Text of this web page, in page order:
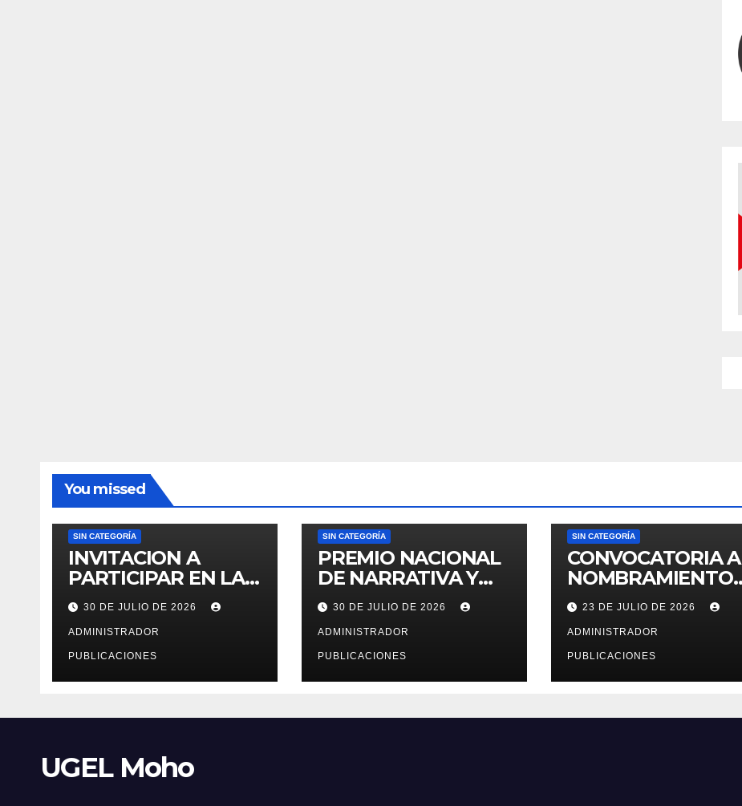
You missed
SIN CATEGORÍA
INVITACION A
PARTICIPAR EN LA
CONTRATACION DE
SERVICIO DE
ESPECIALISTA EN
RECURSOS
HUMANOS PARA LA
ADMINISTRACION
UGEL MOHO.
30 DE JULIO DE 2026
ADMINISTRADOR
PUBLICACIONES
SIN CATEGORÍA
PREMIO NACIONAL
DE NARRATIVA Y
ENSAYO JOSE
MARIA ARGUEDAS
30 DE JULIO DE 2026
ADMINISTRADOR
PUBLICACIONES
SIN CATEGORÍA
CONVOCATORIA A
NOMBRAMIENTO
DE PERSONAL DEL
DECRETO
LEGISLATIVO 276 –
2026
23 DE JULIO DE 2026
ADMINISTRADOR
PUBLICACIONES
UGEL Moho